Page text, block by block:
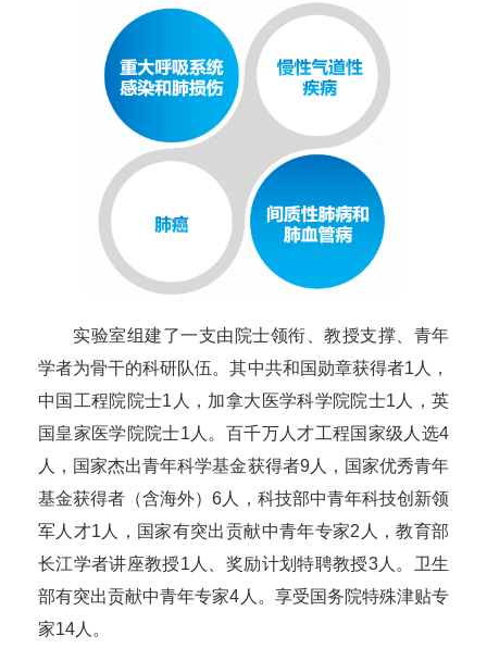
实验室组建了一支由院士领衔、教授支撑、青年
学者为骨干的科研队伍。其中共和国勋章获得者1人，
中国工程院院士1人，加拿大医学科学院院士1人，英
国皇家医学院院士1人。百千万人才工程国家级人选4
人，国家杰出青年科学基金获得者9人，国家优秀青年
基金获得者（含海外）6人，科技部中青年科技创新领
军人才1人，国家有突出贡献中青年专家2人，教育部
长江学者讲座教授1人、奖励计划特聘教授3人。卫生
部有突出贡献中青年专家4人。享受国务院特殊津贴专
家14人。